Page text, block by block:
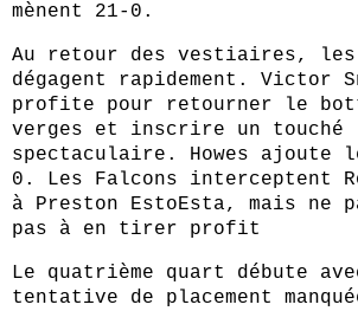
mènent 21-0.
Au retour des vestiaires, les
dégagent rapidement. Victor
profite pour retourner le
verges et inscrire un touché
spectaculaire. Howes ajoute
0. Les Falcons interceptent
à Preston EstoEsta, mais ne
pas à en tirer profit
Le quatrième quart débute
tentative de placement